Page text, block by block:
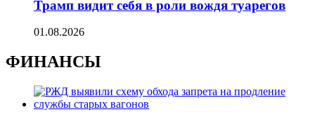
Трамп видит себя в роли вождя туарегов
01.08.2026
ФИНАНСЫ